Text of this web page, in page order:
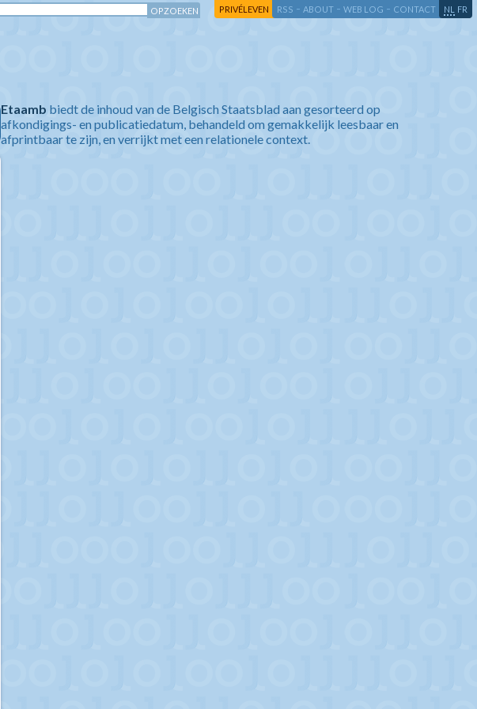
PRIVÉLEVEN RSS - ABOUT - WEB LOG - CONTACT NL FR
Etaamb biedt de inhoud van de Belgisch Staatsblad aan gesorteerd op
afkondigings- en publicatiedatum, behandeld om gemakkelijk leesbaar en
afprintbaar te zijn, en verrijkt met een relationele context.